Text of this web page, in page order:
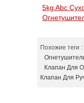
5kg Abc
Похожие теги :
Клапан Для
Клапан Для